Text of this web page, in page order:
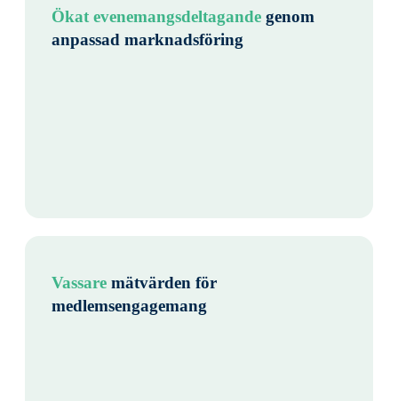
Ökat evenemangsdeltagande genom
anpassad marknadsföring
Vassare mätvärden för
medlemsengagemang